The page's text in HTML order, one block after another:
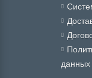
данных